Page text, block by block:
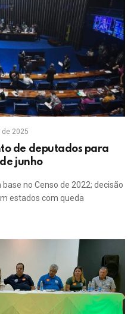
de 2025
de deputados para
junho
no Censo de 2022; decisão
estados com queda